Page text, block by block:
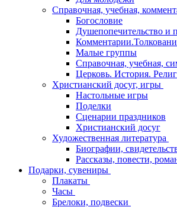
Справочная, учебная,
Богословие
Душепопечительство и
Малые группы
Справочная, учебная,
Церковь. История.
Христианский досуг, игры
Настольные игры
Поделки
Сценарии праздников
Христианский досуг
Художественная литература
Биографии,
Рассказы, повести,
Подарки, сувениры
Плакаты
Часы
Брелоки, подвески